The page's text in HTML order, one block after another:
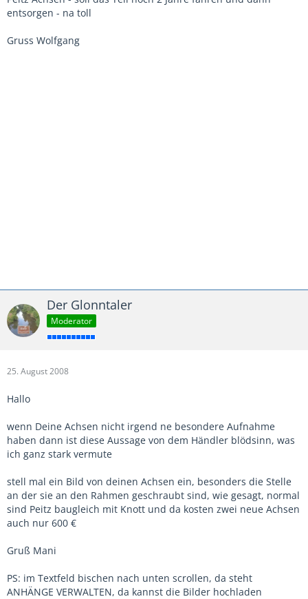
entsorgen - na toll
Gruss Wolfgang
Der Glonntaler
Moderator
25. August 2008
Hallo
wenn Deine Achsen nicht irgend ne besondere Aufnahme
haben dann ist diese Aussage von dem Händler blödsinn, was
ich ganz stark vermute
stell mal ein Bild von deinen Achsen ein, besonders die Stelle
an der sie an den Rahmen geschraubt sind, wie gesagt, normal
sind Peitz baugleich mit Knott und da kosten zwei neue Achsen
auch nur 600 €
Gruß Mani
PS: im Textfeld bischen nach unten scrollen, da steht
ANHÄNGE VERWALTEN, da kannst die Bilder hochladen